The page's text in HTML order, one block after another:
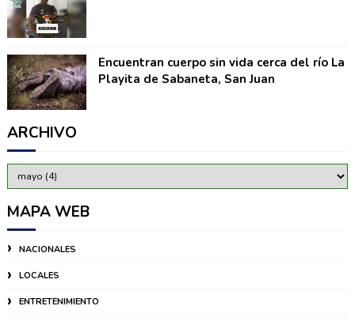
Encuentran cuerpo sin vida cerca del río La
Playita de Sabaneta, San Juan
ARCHIVO
MAPA WEB
NACIONALES
LOCALES
ENTRETENIMIENTO